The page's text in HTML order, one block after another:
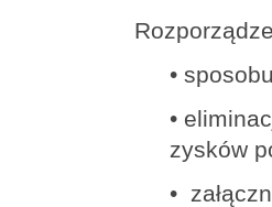
•
•
zysków
•